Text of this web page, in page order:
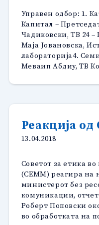
Управен одбор: 1.
Капитал –
Чадиковски, ТВ 24
Маја Јовановска,
лабораторија4.
Меваип Абдиу, ТВ
Реакција од
13.04.2018
Советот за етика
(СЕММ) реагира на
министерот без
комуникации,
Роберт Поповски
во обработката на